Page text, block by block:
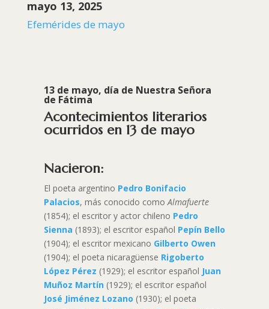
mayo 13, 2025
Efemérides de mayo
13 de mayo, día de Nuestra Señora
de Fátima
Acontecimientos literarios
ocurridos en 13 de mayo
Nacieron:
El poeta argentino Pedro Bonifacio
Palacios, más conocido comoAlmafuerte
(1854); el escritor y actor chileno Pedro
Sienna (1893); el escritor español Pepín Bello
(1904); el escritor mexicano Gilberto Owen
(1904); el poeta nicaragüense Rigoberto
López Pérez (1929); el escritor español Juan
Muñoz Martín(1929); el escritor español
José Jiménez Lozano (1930); el poeta